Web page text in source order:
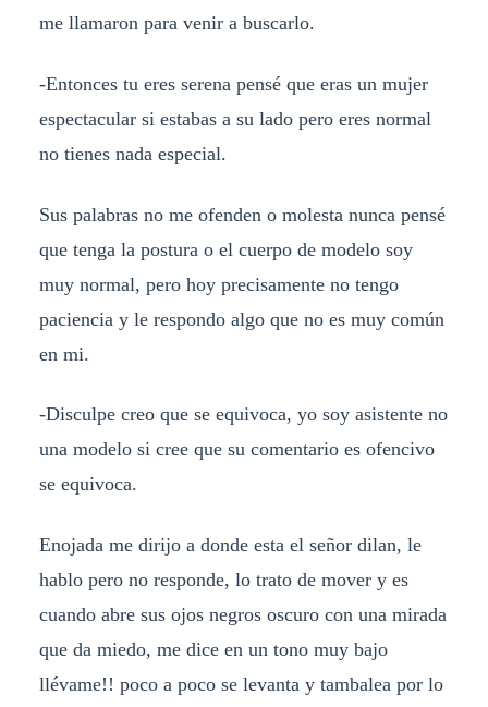
me llamaron para venir a buscarlo.
-Entonces tu eres serena pensé que eras un mujer
espectacular si estabas a su lado pero eres normal
no tienes nada especial.
Sus palabras no me ofenden o molesta nunca pensé
que tenga la postura o el cuerpo de modelo soy
muy normal, pero hoy precisamente no tengo
paciencia y le respondo algo que no es muy común
en mi.
-Disculpe creo que se equivoca, yo soy asistente no
una modelo si cree que su comentario es ofencivo
se equivoca.
Enojada me dirijo a donde esta el señor dilan, le
hablo pero no responde, lo trato de mover y es
cuando abre sus ojos negros oscuro con una mirada
que da miedo, me dice en un tono muy bajo
llévame!! poco a poco se levanta y tambalea por lo